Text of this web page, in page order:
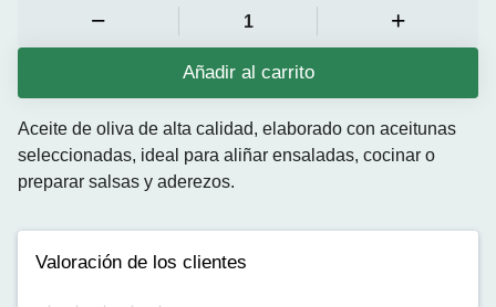
Añadir al carrito
Aceite de oliva de alta calidad, elaborado con aceitunas
seleccionadas, ideal para aliñar ensaladas, cocinar o
preparar salsas y aderezos.
Valoración de los clientes